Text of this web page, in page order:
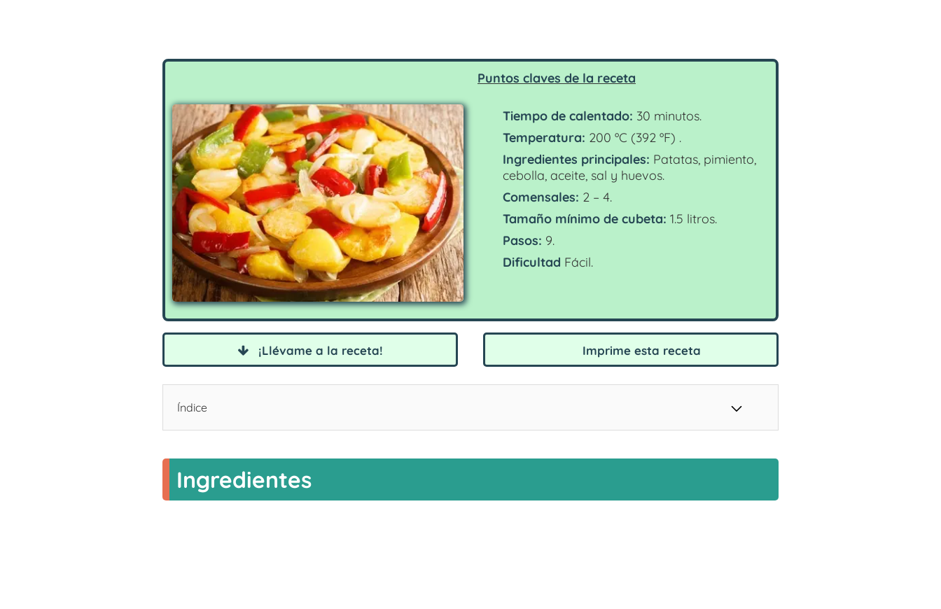
Puntos claves de la receta
Tiempo de calentado: 30 minutos.
Temperatura: 200 ºC (392 ºF) .
Ingredientes principales: Patatas, pimiento,
cebolla, aceite, sal y huevos.
Comensales: 2 – 4.
Tamaño mínimo de cubeta: 1.5 litros.
Pasos: 9.
Dificultad Fácil.
¡Llévame a la receta! Imprime esta receta
Índice
Ingredientes